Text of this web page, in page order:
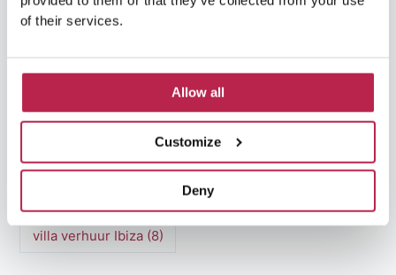
of their services.
Allow all
Customize
Deny
Luxe Villa Verhuur Ibiza(8) Middellandse Zee(5)
Sa Pedrera de Cala d'Hort(5)
(19)
villa verhuur Ibiza(8)